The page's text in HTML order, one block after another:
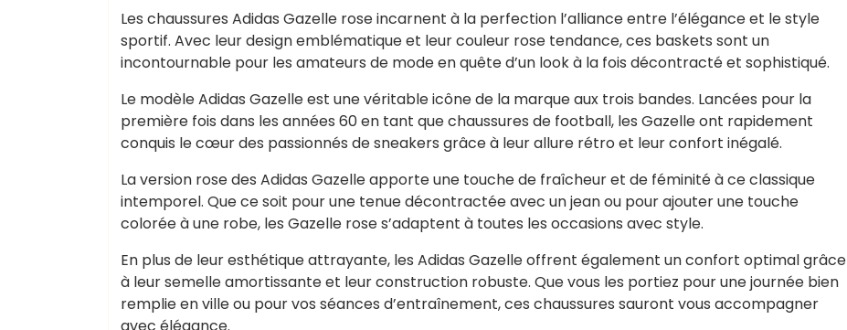
Les chaussures Adidas Gazelle rose incarnent à la perfection l’alliance entre l’élégance et le style
sportif. Avec leur design emblématique et leur couleur rose tendance, ces baskets sont un
incontournable pour les amateurs de mode en quête d’un look à la fois décontracté et sophistiqué.
Le modèle Adidas Gazelle est une véritable icône de la marque aux trois bandes. Lancées pour la
première fois dans les années 60 en tant que chaussures de football, les Gazelle ont rapidement
conquis le cœur des passionnés de sneakers grâce à leur allure rétro et leur confort inégalé.
La version rose des Adidas Gazelle apporte une touche de fraîcheur et de féminité à ce classique
intemporel. Que ce soit pour une tenue décontractée avec un jean ou pour ajouter une touche
colorée à une robe, les Gazelle rose s’adaptent à toutes les occasions avec style.
En plus de leur esthétique attrayante, les Adidas Gazelle offrent également un confort optimal grâce
à leur semelle amortissante et leur construction robuste. Que vous les portiez pour une journée bien
remplie en ville ou pour vos séances d’entraînement, ces chaussures sauront vous accompagner